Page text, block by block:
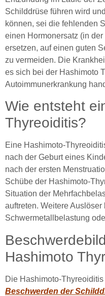
Schilddrüse führen wird
können, sei die fehlenden
einen Hormonersatz (in
ersetzen, auf einen guten
zu vermeiden. Die
es sich bei der Hashimoto
Autoimmunerkrankung
Wie entsteht
Thyreoiditis?
Eine Hashimoto-
nach der Geburt eines
nach der ersten
Schübe der Hashimoto-
Situation der
auftreten. Weitere
Schwermetallbelastung
Hashimoto
Die Hashimoto-
Beschwerden der